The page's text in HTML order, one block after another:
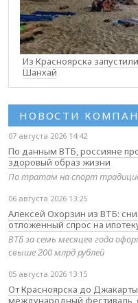
Из Красноярска
Шанхай
НОВОСТИ
07 августа 2026 14:42
По данным ВТБ, россияне
здоровый образ жизни
По тратам на спорт
06 августа 2026 13:25
Алексей Охорзин из ВТБ:
отложенный спрос на
ВТБ за семь месяцев года
свыше 200 млрд рублей
05 августа 2026 13:15
От Красноярска до